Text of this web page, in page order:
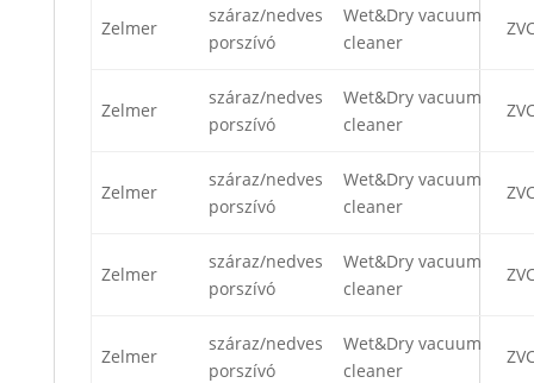
Zelmer
száraz/nedves
porszívó
Wet&Dry vacuum
cleaner
Zelmer
száraz/nedves
porszívó
Wet&Dry vacuum
cleaner
Zelmer
száraz/nedves
porszívó
Wet&Dry vacuum
cleaner
Zelmer
száraz/nedves
porszívó
Wet&Dry vacuum
cleaner
Zelmer
száraz/nedves
porszívó
Wet&Dry vacuum
cleaner